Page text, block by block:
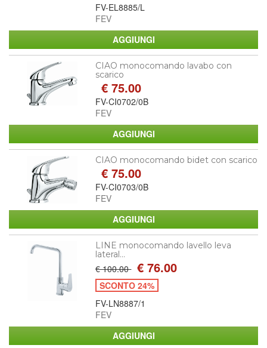
FV-EL8885/L
FEV
CIAO monocomando lavabo con
scarico
€ 75.00
FV-CI0702/0B
FEV
CIAO monocomando bidet con scarico
€ 75.00
FV-CI0703/0B
FEV
LINE monocomando lavello leva
lateral...
€ 100.00 € 76.00
SCONTO 24%
FV-LN8887/1
FEV